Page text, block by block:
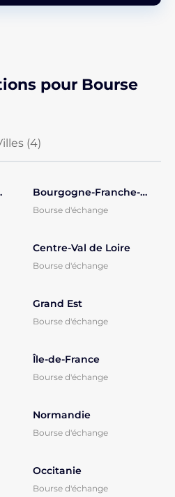
pour Bourse
(4)
Bourgogne-Franche-Comté
Bourse d'échange
Centre-Val de Loire
Bourse d'échange
Grand Est
Bourse d'échange
Île-de-France
Bourse d'échange
Normandie
Bourse d'échange
Occitanie
Bourse d'échange